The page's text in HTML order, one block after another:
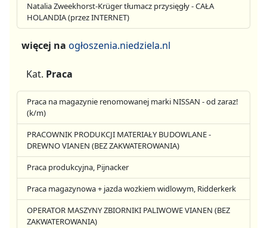
Natalia Zweekhorst-Krüger tłumacz przysięgły - CAŁA
HOLANDIA (przez INTERNET)
więcej na ogłoszenia.niedziela.nl
Kat. Praca
Praca na magazynie renomowanej marki NISSAN - od zaraz!
(k/m)
PRACOWNIK PRODUKCJI MATERIAŁY BUDOWLANE -
DREWNO VIANEN (BEZ ZAKWATEROWANIA)
Praca produkcyjna, Pijnacker
Praca magazynowa + jazda wozkiem widlowym, Ridderkerk
OPERATOR MASZYNY ZBIORNIKI PALIWOWE VIANEN (BEZ
ZAKWATEROWANIA)